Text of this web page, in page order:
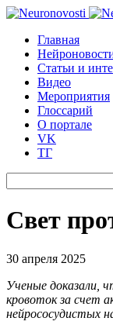
Главная
Статьи и
Видео
Мероприятия
Глоссарий
О портале
VK
ТГ
Свет
30 апреля 2025
Ученые доказали,
кровоток за счет
нейрососудистых